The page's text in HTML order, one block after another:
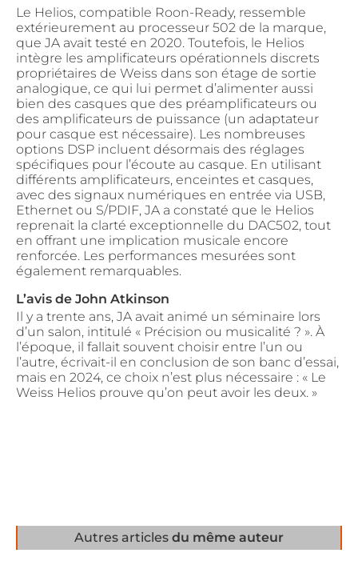
Le Helios, compatible Roon-Ready, ressemble
extérieurement au processeur 502 de la marque,
que JA avait testé en 2020. Toutefois, le Helios
intègre les amplificateurs opérationnels discrets
propriétaires de Weiss dans son étage de sortie
analogique, ce qui lui permet d’alimenter aussi
bien des casques que des préamplificateurs ou
des amplificateurs de puissance (un adaptateur
pour casque est nécessaire). Les nombreuses
options DSP incluent désormais des réglages
spécifiques pour l’écoute au casque. En utilisant
différents amplificateurs, enceintes et casques,
avec des signaux numériques en entrée via USB,
Ethernet ou S/PDIF, JA a constaté que le Helios
reprenait la clarté exceptionnelle du DAC502, tout
en offrant une implication musicale encore
renforcée. Les performances mesurées sont
également remarquables.
L’avis de John Atkinson
Il y a trente ans, JA avait animé un séminaire lors
d’un salon, intitulé « Précision ou musicalité ? ». À
l’époque, il fallait souvent choisir entre l’un ou
l’autre, écrivait-il en conclusion de son banc d’essai,
mais en 2024, ce choix n’est plus nécessaire : « Le
Weiss Helios prouve qu’on peut avoir les deux. »
Autres articles du même auteur